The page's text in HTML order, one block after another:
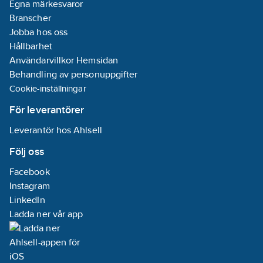
Ledarisolering: Keramisk
silikongummi
Skärm:
Aluminium/polyesterfolie
med förtent biledare
Yttermantel: Halogenfri
specialblandning,
Orange
Temperaturområde: -40
Lägsta
-10 °C
IEC 60332-3-22 (F4A)
Egna märkesvaror
Branscher
Jobba hos oss
Hållbarhet
Användarvillkor Hemsidan
Behandling av personuppgifter
Cookie-inställningar
För leverantörer
Leverantör hos Ahlsell
Följ oss
Facebook
Instagram
LinkedIn
Ladda ner vår app